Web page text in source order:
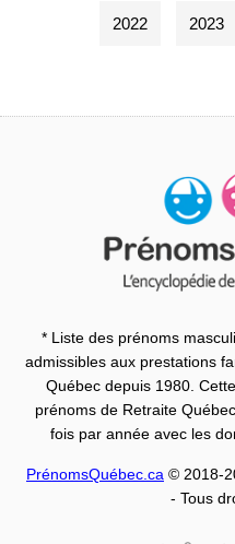
2022 2023
* Liste des prénoms
admissibles aux prestations
Québec depuis 1980.
prénoms de Retraite
fois par année avec les
PrénomsQuébec.ca © 2018-
- Tous